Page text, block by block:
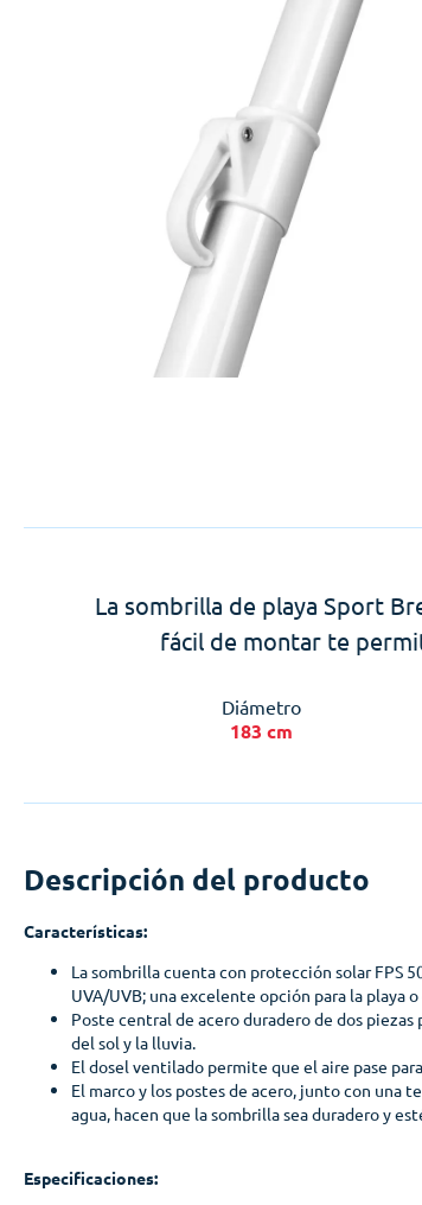
La sombrilla de playa Sport
fácil de montar te
Diámetro
183 cm
Descripción del producto
Características:
La sombrilla cuenta con protección solar FPS
UVA/UVB; una excelente opción para la playa
Poste central de acero duradero de dos
del sol y la lluvia.
El dosel ventilado permite que el aire pase
El marco y los postes de acero, junto con
agua, hacen que la sombrilla sea duradero y
Especificaciones: